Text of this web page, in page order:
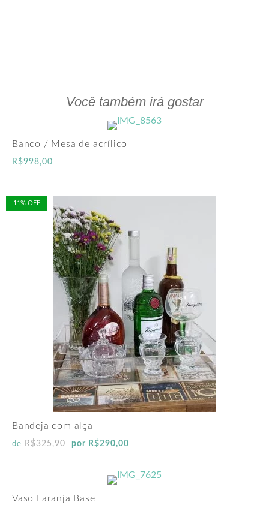
Você também irá gostar
Banco / Mesa de acrílico
R$998,00
11% OFF
Bandeja com alça
de R$325,90 por R$290,00
Vaso Laranja Base